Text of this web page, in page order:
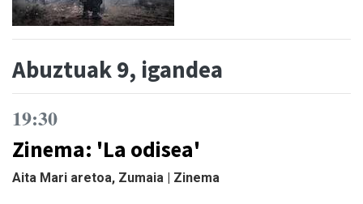
Abuztuak 9, igandea
19:30
Zinema: 'La odisea'
Aita Mari aretoa, Zumaia | Zinema